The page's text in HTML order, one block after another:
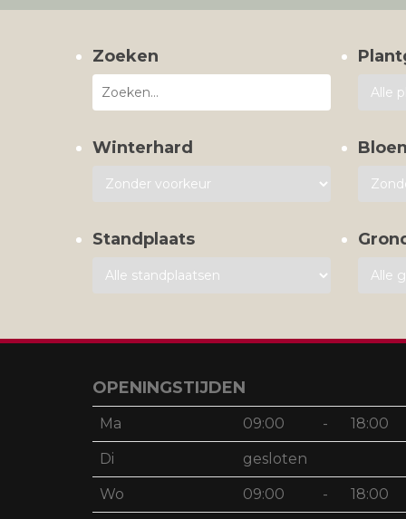
Zoeken
Winterhard
Standplaats
OPENINGSTIJDEN
Ma 09:00 - 18:00
Di gesloten
Wo 09:00 - 18:00